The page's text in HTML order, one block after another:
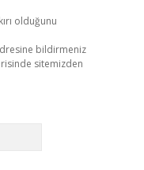
olduğunu
bildirmeniz
sitemizden